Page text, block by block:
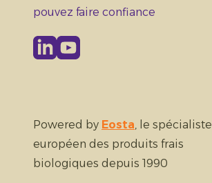
pouvez faire confiance
Powered by Eosta, le spécialiste
européen des produits frais
biologiques depuis 1990